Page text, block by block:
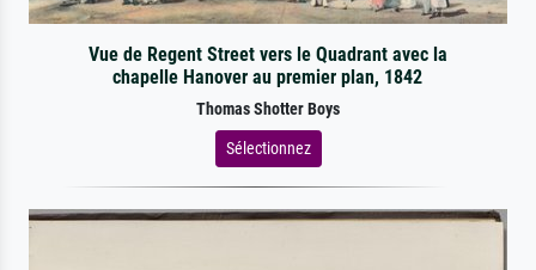
Vue de Regent Street vers le Quadrant avec la
chapelle Hanover au premier plan, 1842
Thomas Shotter Boys
Sélectionnez